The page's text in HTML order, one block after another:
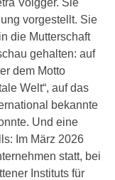
Volgger. Sie
vorgestellt. Sie
die Mutterschaft
gehalten: auf
dem Motto
Welt“, auf das
bekannte
Und eine
Im März 2026
statt, bei
Instituts für